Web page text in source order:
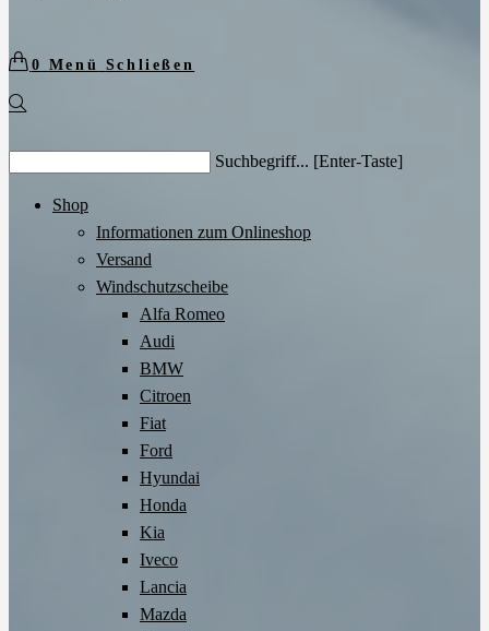
0 Menü Schließen
website
Suchbegriff... [Enter-Taste]
Shop
Informationen zum Onlineshop
Versand
Windschutzscheibe
Alfa Romeo
Audi
BMW
Citroen
Fiat
Ford
Hyundai
Honda
Kia
Iveco
Lancia
Mazda